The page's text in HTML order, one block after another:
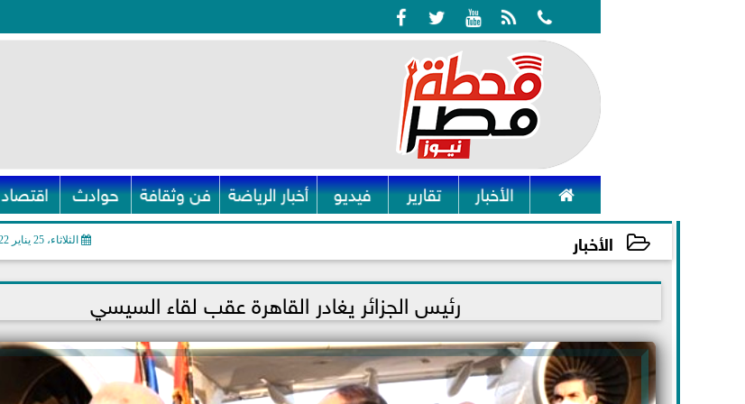
    
 الأخبار تقارير فيديو أخبار الرياضة فن وثقافة حوادث اقتصاد
الأخبار الثلاثاء، 25 يناير 2022
2022-01-25 18:26:48 رئيس الجزائر يغادر القاهرة عقب لقاء السيسي